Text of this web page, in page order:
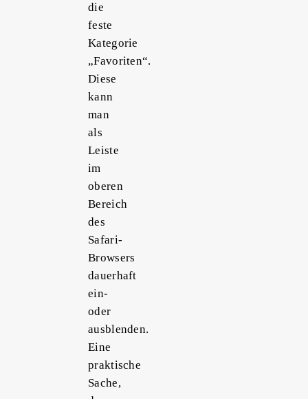
die
feste
Kategorie
„Favoriten“.
Diese
kann
man
als
Leiste
im
oberen
Bereich
des
Safari-
Browsers
dauerhaft
ein-
oder
ausblenden.
Eine
praktische
Sache,